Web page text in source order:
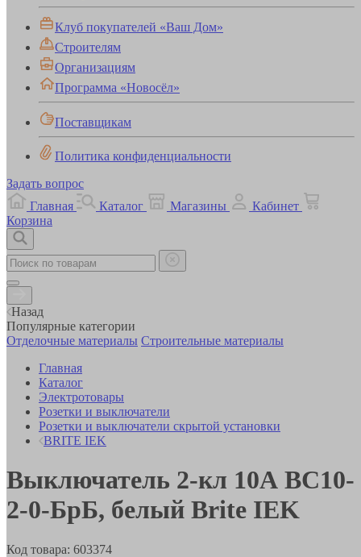
Клуб покупателей «Ваш Дом»
Строителям
Организациям
Программа «Новосёл»
Поставщикам
Политика конфиденциальности
Задать вопрос
Главная
Каталог Магазины
Кабинет
Корзина
Назад
Популярные категории
Отделочные материалы Строительные материалы
Главная
Каталог
Электротовары
Розетки и выключатели
Розетки и выключатели скрытой установки
BRITE IEK
Выключатель 2-кл 10А ВС10-
2-0-БрБ, белый Brite IEK
Код товара: 603374